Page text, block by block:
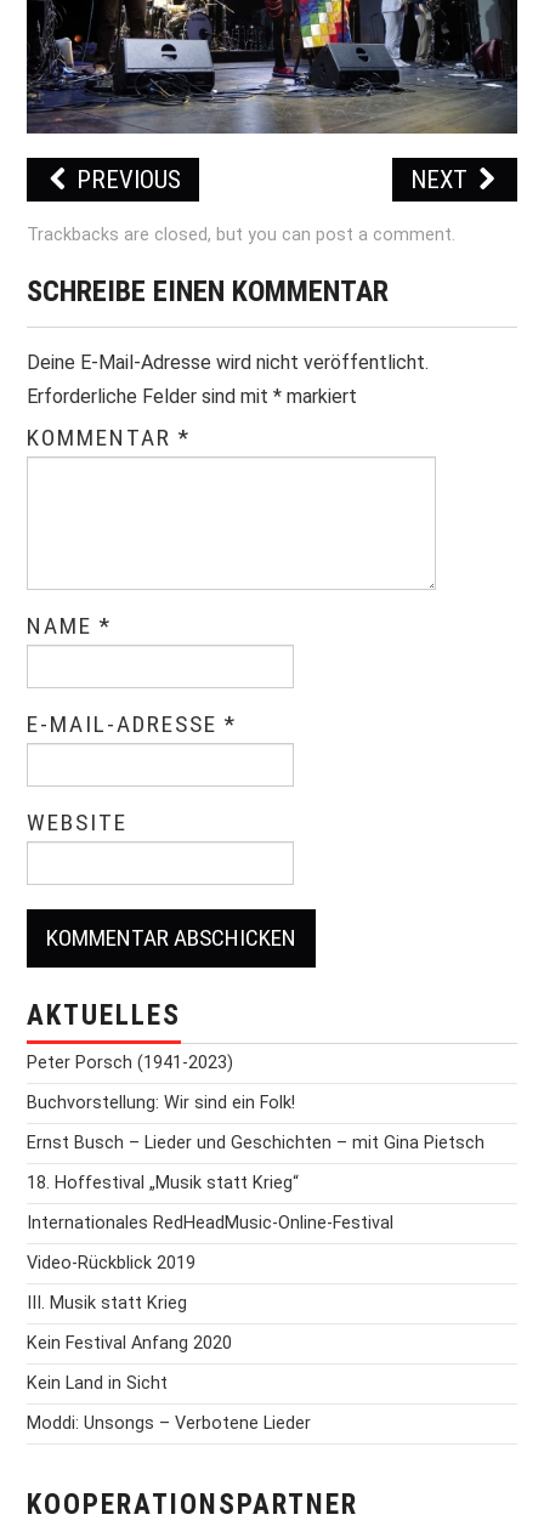
PRINT & CDS
IMPRESSUM
PREVIOUS NEXT
Trackbacks are closed, but you canpost a comment.
SCHREIBE EINEN KOMMENTAR
Deine E-Mail-Adresse wird nicht veröffentlicht.
Erforderliche Felder sind mit* markiert
KOMMENTAR*
NAME*
E-MAIL-ADRESSE*
WEBSITE
AKTUELLES
Peter Porsch (1941-2023)
Buchvorstellung: Wir sind ein Folk!
Ernst Busch – Lieder und Geschichten – mit Gina Pietsch
18. Hoffestival „Musik statt Krieg“
Internationales RedHeadMusic-Online-Festival
Video-Rückblick 2019
III. Musik statt Krieg
Kein Festival Anfang 2020
Kein Land in Sicht
Moddi: Unsongs – Verbotene Lieder
KOOPERATIONSPARTNER